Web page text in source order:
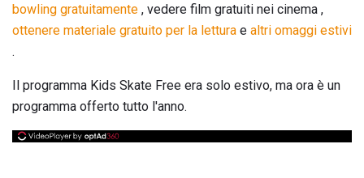
bowling gratuitamente , vedere film gratuiti nei cinema ,
ottenere materiale gratuito per la lettura e altri omaggi estivi
.
Il programma Kids Skate Free era solo estivo, ma ora è un
programma offerto tutto l'anno.